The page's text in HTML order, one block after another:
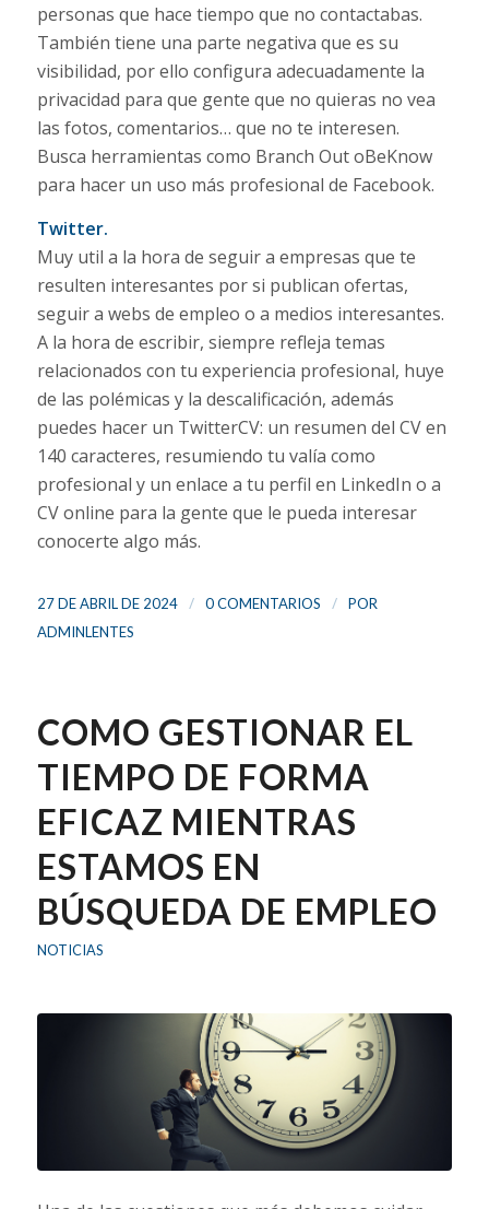
personas que hace tiempo que no contactabas.
También tiene una parte negativa que es su
visibilidad, por ello configura adecuadamente la
privacidad para que gente que no quieras no vea
las fotos, comentarios… que no te interesen.
Busca herramientas como Branch Out oBeKnow
para hacer un uso más profesional de Facebook.
Twitter.
Muy util a la hora de seguir a empresas que te
resulten interesantes por si publican ofertas,
seguir a webs de empleo o a medios interesantes.
A la hora de escribir, siempre refleja temas
relacionados con tu experiencia profesional, huye
de las polémicas y la descalificación, además
puedes hacer un TwitterCV: un resumen del CV en
140 caracteres, resumiendo tu valía como
profesional y un enlace a tu perfil en LinkedIn o a
CV online para la gente que le pueda interesar
conocerte algo más.
27 DE ABRIL DE 2024 / 0 COMENTARIOS /
POR
ADMINLENTES
COMO GESTIONAR EL
TIEMPO DE FORMA
EFICAZ MIENTRAS
ESTAMOS EN
BÚSQUEDA DE EMPLEO
NOTICIAS